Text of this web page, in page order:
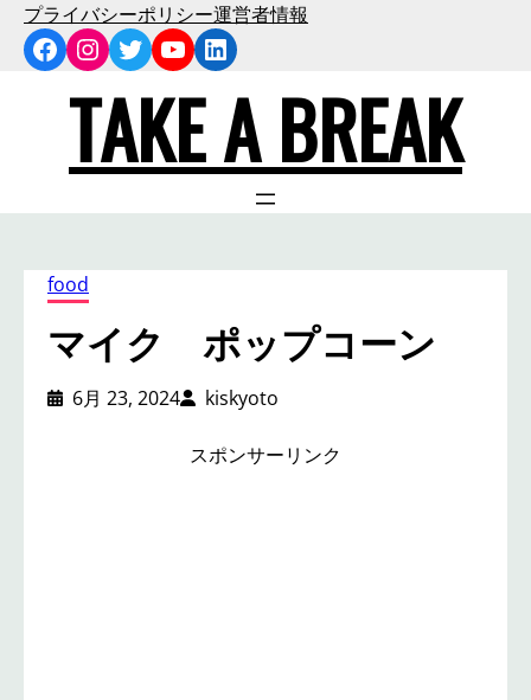
プライバシーポリシー運営者情報
Facebook
Instagram
Twitter
YouTube
LinkedIn
TAKE A BREAK
food
マイク ポップコーン
6月 23, 2024 kiskyoto
スポンサーリンク